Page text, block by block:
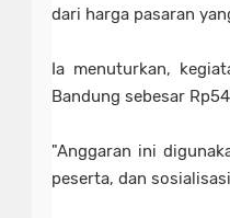
dari harga pasaran
Ia menuturkan,
Bandung sebesar
"Anggaran ini
peserta, dan